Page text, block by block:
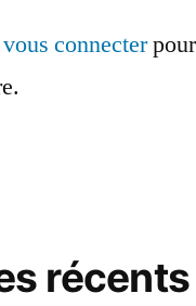
vous connecter
récents